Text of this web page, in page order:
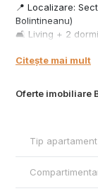
Oferte imobiliare
📍 Localizare:
Bolintineanu)
🛋️ Living + 2
🍽️ Bucătărie închisă
atmosferă
✅ Mașină de
✅ Frigider
Citește mai mult
Tip apartament